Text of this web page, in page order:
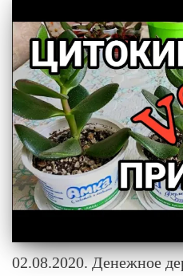
02.08.2020. Денежное